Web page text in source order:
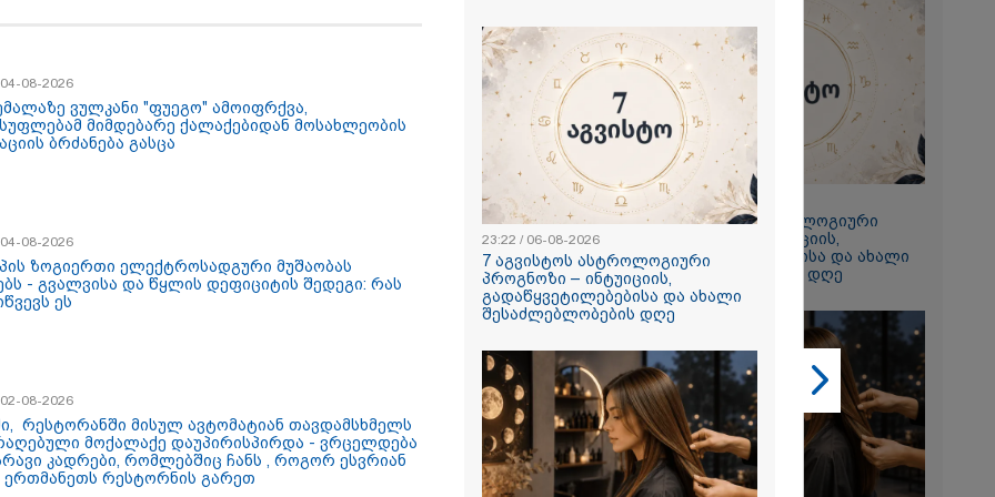
მის მეგობრებს
გაბაშვილს
თითქოსდა მისი
გიგა
ზედმეტ
19:33 / 06-08-2026
რა სასჯელი ემუქრება ნია
იმნაძეს? -
პროკურატურამ მას
ბრალდება წარუდგინა
და ანასტასია
ბრალდება
15:54 / 06-08-2026
"ბრალი არის აბურდული
- სამწუხაროა, რომ
სრულიად უდანაშაულო
ბავშვის ცხოვრება
დაანგრიეს"- გიგა
ავალიანის საქმეზე
დაკავებული ანასტასია
23:22 / 06-08-2026
7 აგვისტოს ასტროლოგიური
პროგნოზი – ინტუიციის,
გადაწყვეტილებებისა და ახალი
შესაძლებლობების დღე
08-2026
ვულკანი "ფუეგო" ამოიფრქვა,
მიმდებარე ქალაქებიდან მოსახლეობის
ბრძანება გასცა
08-2026
ზოგიერთი ელექტროსადგური მუშაობას
- გვალვისა და წყლის დეფიციტის შედეგი: რას
ეს
08-2026
რესტორანში მისულ ავტომატიან თავდამსხმელს
მოქალაქე დაუპირისპირდა - ვრცელდება
კადრები, რომლებშიც ჩანს , როგორ ესვრიან
ერთმანეთს რესტორნის გარეთ
23:22 / 06-08-2026
7 აგვისტოს ასტროლოგიური
პროგნოზი – ინტუიციის,
გადაწყვეტილებებისა და ახალი
შესაძლებლობების დღე